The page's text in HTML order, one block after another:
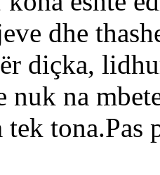
dhe
diçka,
nuk na
tona.Pas